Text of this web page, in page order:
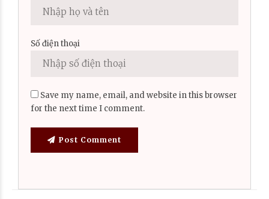
Số điện thoại
Save my name, email, and website in this browser
for the next time I comment.
Post Comment